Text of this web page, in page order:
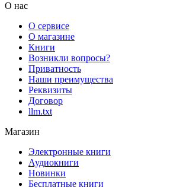
О нас
О сервисе
О магазине
Книги
Возникли вопросы?
Приватность
Наши преимущества
Реквизиты
Договор
llm.txt
Магазин
Электронные книги
Аудиокниги
Новинки
Бесплатные книги